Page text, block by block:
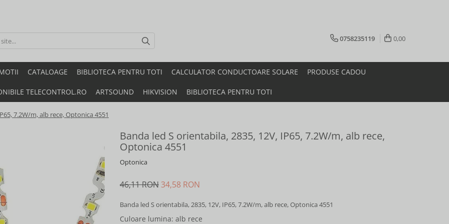
0758235119 0,00
CATALOAGE BIBLIOTECA PENTRU TOTI CALCULATOR CONDUCTOARE SOLARE PRODUSE CADOU
TELECONTROL.RO ARTSOUND HIKVISION BIBLIOTECA PENTRU TOTI
7.2W/m, alb rece, Optonica 4551
Banda led S orientabila, 2835, 12V, IP65, 7.2W/m, alb rece,
Optonica 4551
Optonica
46,11 RON 34,58 RON
Banda led S orientabila, 2835, 12V, IP65, 7.2W/m, alb rece, Optonica 4551
Culoare lumina: alb rece